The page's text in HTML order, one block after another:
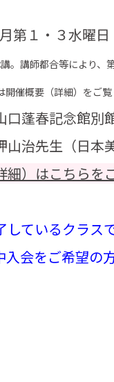
第１・３水曜
都合等により、第１
（詳細）をご覧
口蓬春記念館別
治先生（日本
細）はこちらを
ているクラス
入会をご希望の